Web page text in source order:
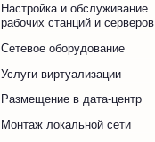
Настройка и обслуживание
рабочих станций и серверов
Сетевое оборудование
Услуги виртуализации
Размещение в дата-центр
Монтаж локальной сети